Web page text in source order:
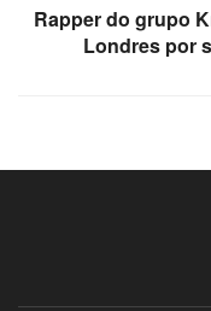
Panel
Rapper do grupo
Londres por